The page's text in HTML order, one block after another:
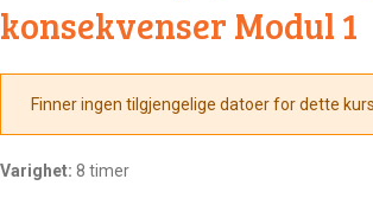
konsekvenser Modul 1
Finner ingen tilgjengelige datoer for dette
Varighet: 8 timer